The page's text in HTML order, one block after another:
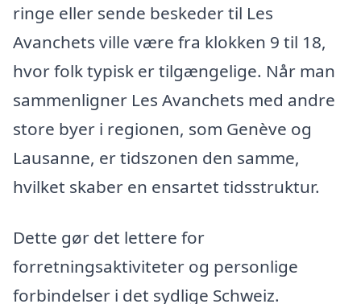
ringe eller sende beskeder til Les
Avanchets ville være fra klokken 9 til 18,
hvor folk typisk er tilgængelige. Når man
sammenligner Les Avanchets med andre
store byer i regionen, som Genève og
Lausanne, er tidszonen den samme,
hvilket skaber en ensartet tidsstruktur.
Dette gør det lettere for
forretningsaktiviteter og personlige
forbindelser i det sydlige Schweiz.